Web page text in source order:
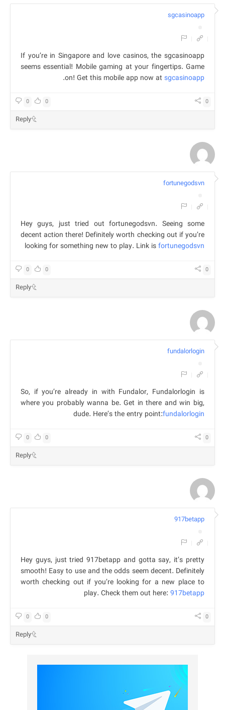
sgcasinoapp
If you’re in Singapore and love casinos, the sgcasinoapp
seems essential! Mobile gaming at your fingertips. Game
on! Get this mobile app now at sgcasinoapp
.
0
0 0
Reply
fortunegodsvn
Hey guys, just tried out fortunegodsvn. Seeing some
decent action there! Definitely worth checking out if you’re
looking for something new to play. Link isfortunegodsvn
0
0 0
Reply
fundalorlogin
So, if you’re already in with Fundalor, Fundalorlogin is
where you probably wanna be. Get in there and win big,
dude. Here’s the entry point:fundalorlogin
0
0 0
Reply
917betapp
Hey guys, just tried 917betapp and gotta say, it’s pretty
smooth! Easy to use and the odds seem decent. Definitely
worth checking out if you’re looking for a new place to
play. Check them out here: 917betapp
0
0 0
Reply